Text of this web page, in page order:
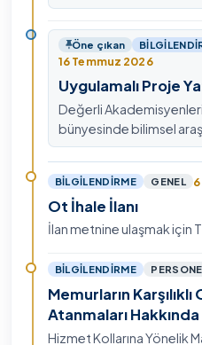
211 75 75 Dahili: 1913
ulaşabilirsiniz.
Öne çıkan
16 Temmuz 2026
Uygulamalı Proje
Değerli
bünyesinde bilimsel
kültürünü güçlendirmek,
mekanizmala…
BILGILENDIRME GENEL
Ot İhale İlanı
İlan metnine ulaşmak için
BILGILENDIRME
Memurların
Atanmaları Hakkında
Hizmet Kollarına Yönelik